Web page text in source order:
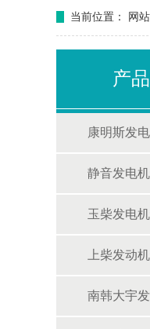
当前位置： 网
产
康明斯发
静音发电
玉柴发电
上柴发动
南韩大宇